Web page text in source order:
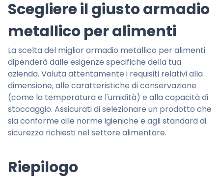
Scegliere il giusto armadio
metallico per alimenti
La scelta del miglior armadio metallico per alimenti
dipenderà dalle esigenze specifiche della tua
azienda. Valuta attentamente i requisiti relativi alla
dimensione, alle caratteristiche di conservazione
(come la temperatura e l'umidità) e alla capacità di
stoccaggio. Assicurati di selezionare un prodotto che
sia conforme alle norme igieniche e agli standard di
sicurezza richiesti nel settore alimentare.
Riepilogo